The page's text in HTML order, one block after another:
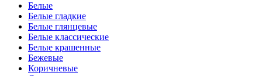
Белые
Белые гладкие
Белые глянцевые
Белые классические
Белые крашенные
Бежевые
Коричневые